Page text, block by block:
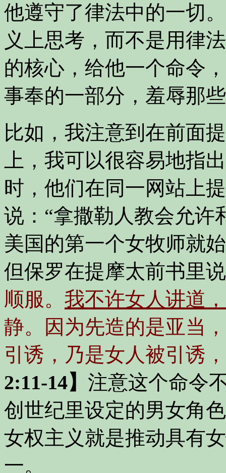
他遵守了律法中的一切
义上思考，而不是用律
的核心，给他一个命令
事奉的一部分，羞辱那
比如，我注意到在前面
上，我可以很容易地指
时，他们在同一网站上
说： “拿撒勒人教会允许
美国的第一个女牧师就
但保罗在提摩太前书里
顺服。 我不许女人讲道
静。因为先造的是亚当
引诱，乃是女人被引诱
2:11-14】 注意这个命令
创世纪里设定的男女角
女权主义就是推动具有
一。